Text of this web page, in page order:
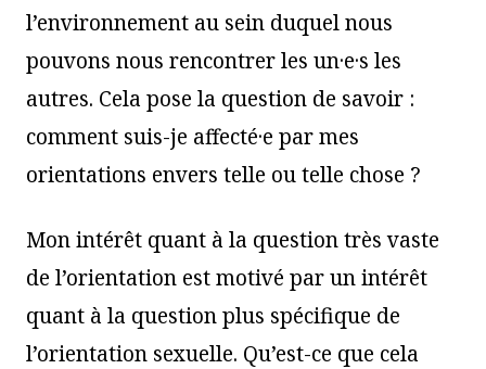
l’environnement au sein duquel nous
pouvons nous rencontrer les un·e·s les
autres. Cela pose la question de savoir :
comment suis-je affecté·e par mes
orientations envers telle ou telle chose ?
Mon intérêt quant à la question très vaste
de l’orientation est motivé par un intérêt
quant à la question plus spécifique de
l’orientation sexuelle. Qu’est-ce que cela